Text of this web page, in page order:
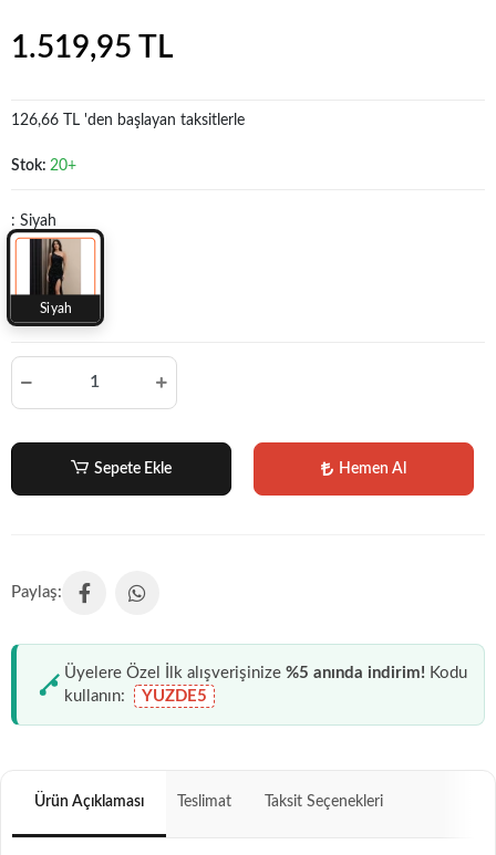
1.519,95 TL
126,66 TL 'den başlayan taksitlerle
Stok: 20+
: Siyah
Siyah
Sepete Ekle Hemen Al
Üyelere Özel İlk alışverişinize %5 anında indirim! Kodu
kullanın:
YUZDE5
Ürün Açıklaması Teslimat Taksit Seçenekleri